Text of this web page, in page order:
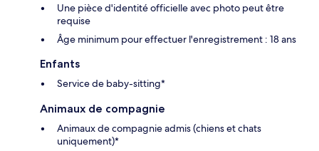
Une pièce d'identité officielle avec photo peut être
requise
Âge minimum pour effectuer l'enregistrement : 18 ans
Enfants
Service de baby-sitting*
Animaux de compagnie
Animaux de compagnie admis (chiens et chats
uniquement)*